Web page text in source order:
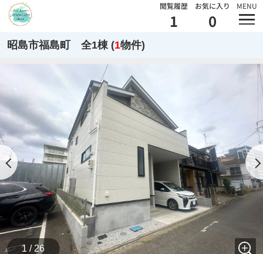
閲覧履歴
1
お気に入り
0
MENU
昭島市福島町 全1棟 (1物件)
1 / 26